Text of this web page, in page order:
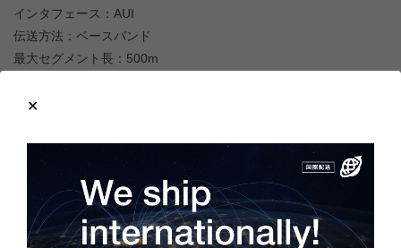
インタフェース：AUI
伝送方法：ベースバンド
最大セグメント長：500m
最大ノード数／接続：100台／セグメント
メーカーページ
商品の状態